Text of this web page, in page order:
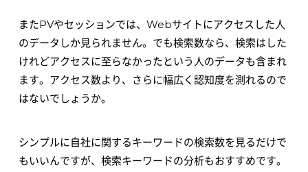
またPVやセッションでは、Webサイトにアクセスした人
のデータしか見られません。でも検索数なら、検索はした
けれどアクセスに至らなかったという人のデータも含まれ
ます。アクセス数より、さらに幅広く認知度を測れるので
はないでしょうか。
シンプルに自社に関するキーワードの検索数を見るだけで
もいいんですが、検索キーワードの分析もおすすめです。